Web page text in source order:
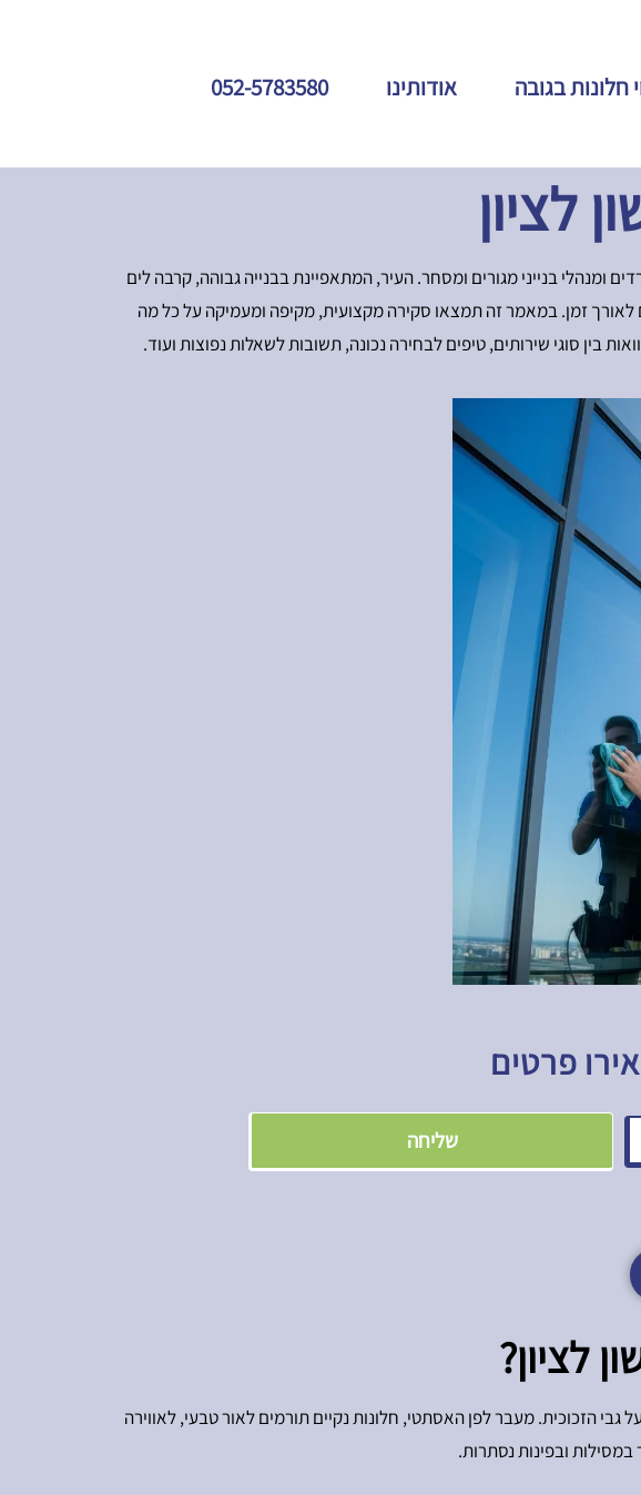
חלונות בגובה אודותינו 052-5783580
לציון
ומנהלי בנייני מגורים ומסחר. העיר, המתאפיינת בבנייה גבוהה, קרבה לים
לאורך זמן. במאמר זה תמצאו סקירה מקצועית, מקיפה ומעמיקה על כל מה
בין סוגי שירותים, טיפים לבחירה נכונה, תשובות לשאלות נפוצות ועוד.
פרטים
שליחה
לציון?
גבי הזכוכית. מעבר לפן האסתטי, חלונות נקיים תורמים לאור טבעי, לאווירה
ובפינות נסתרות.